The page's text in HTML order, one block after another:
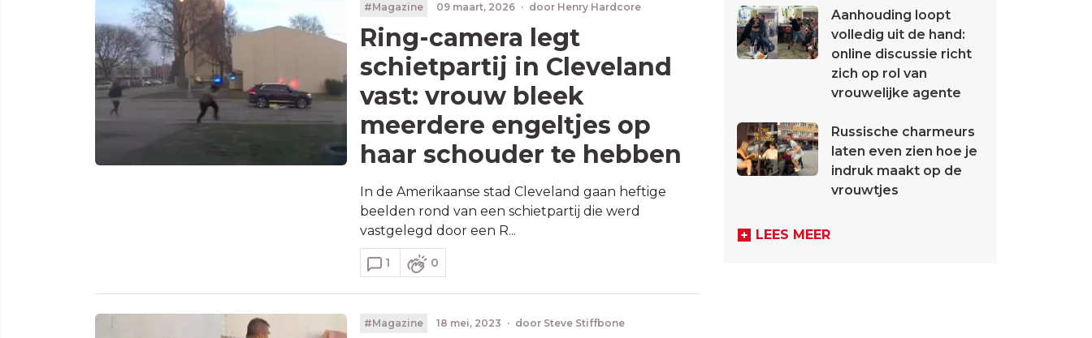
#Magazine 09 maart, 2026 · door Henry Hardcore
Ring-camera legt
schietpartij in Cleveland
vast: vrouw bleek
meerdere engeltjes op
haar schouder te hebben
In de Amerikaanse stad Cleveland gaan heftige
beelden rond van een schietpartij die werd
vastgelegd door een R...
1 0
#Magazine 18 mei, 2023 · door Steve Stiffbone
Aanhouding loopt
volledig uit de hand:
online discussie richt
zich op rol van
vrouwelijke agente
Russische charmeurs
laten even zien hoe je
indruk maakt op de
vrouwtjes
LEES MEER